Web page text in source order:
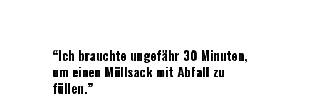
“Ich brauchte ungefähr 30 Minuten,
um einen Müllsack mit Abfall zu
füllen.”